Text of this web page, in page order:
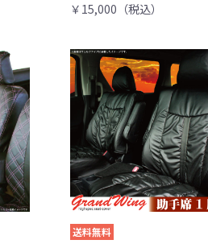
￥15,000（税込）
送料無料